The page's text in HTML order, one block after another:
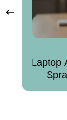
Laptop